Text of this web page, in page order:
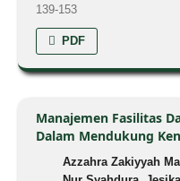
139-153
PDF
Manajemen Fasilitas
Dalam Mendukung
Azzahra Zakiyyah